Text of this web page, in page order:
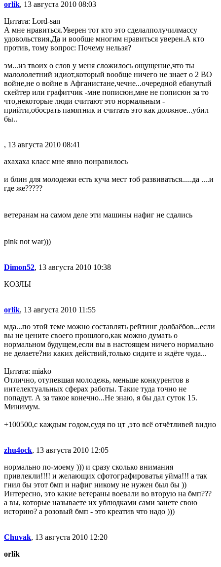
orlik, 13 августа 2010 08:03
Цитата: Lord-san
А мне нравиться.Уверен тот кто это сделалполучилмассу
удовольствия.Да и вообще многим нравиться уверен.А кто
против, тому вопрос: Почему нельзя?
эм...из твоих о слов у меня сложилось ощущение,что ты
малололетний идиот,который вообще ничего не знает о 2 ВО
войне,не о войне в Афганистане,чечне...очередной ебанутый
скейтер или графитчик -мне пописюн,мне не пописюн за то
что,некоторые люди считают это нормальным -
прийти,обосрать памятник и считать это как должное...убил
бы..
, 13 августа 2010 08:41
ахахаха класс мне явно понравилось
и блин для молодежи есть куча мест тоб развиваться.....да ....и
где же?????
ветеранам на самом деле эти машины нафиг не сдались
pink not war)))
Dimon52, 13 августа 2010 10:38
КОЗЛЫ
orlik, 13 августа 2010 11:55
мда...по этой теме можно составлять рейтинг долбаёбов...если
вы не цените своего прошлого,как можно думать о
нормальном будущем,если вы в настоящем ничего нормально
не делаете?ни каких действий,только сидите и ждёте чуда...
Цитата: miako
Отлично, отупевшая молодежь, меньше конкурентов в
интелектуальных сферах работы. Такие туда точно не
попадут. А за такое конечно...Не знаю, я бы дал суток 15.
Минимум.
+100500,с каждым годом,судя по цт ,это всё отчётливей видно
zhu4ock, 13 августа 2010 12:05
нормально по-моему ))) и сразу сколько внимания
привлекли!!!! и желающих сфотографироватья уйма!!! а так
гнил бы этот бмп и нафиг никому не нужен был бы ))
Интересно, это какие ветераны воевали во вторую на бмп???
а вы, которые называете их ублюдками сами занете свою
историю? а розовый бмп - это креатив что надо )))
Chuvak, 13 августа 2010 12:20
orlik